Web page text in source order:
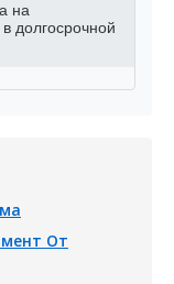
на
долгосрочной
От